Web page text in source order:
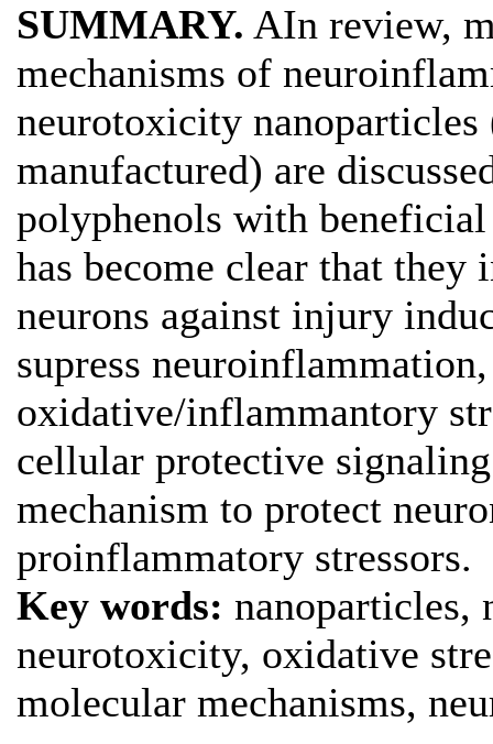
SUMMARY. AIn review,
mechanisms of
neurotoxicity
manufactured) are
polyphenols with
has become clear that
neurons against injury
supress neuroinflammation,
oxidative/inflammantory
cellular protective
mechanism to protect
proinflammatory stressors.
Key words: nanoparticles,
neurotoxicity, oxidative
molecular mechanisms,